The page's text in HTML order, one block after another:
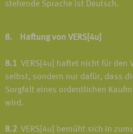
stehende Sprache ist Deutsch.
8. Haftung von VERS[4u]
8.1 VERS[4u] haftet nicht für den
selbst, sondern nur dafür, dass
Sorgfalt eines ordentlichen
wird.
8.2 VERS[4u] bemüht sich in